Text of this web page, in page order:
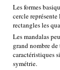
Les formes
cercle
rectangles les
Les mandalas
grand nombre
caractéristiques
symétrie.